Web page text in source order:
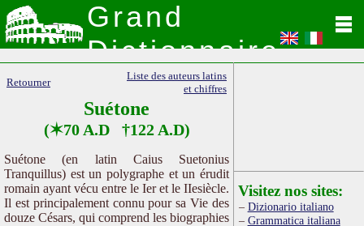
Grand
Dictionnaire
Latin
Retourner
Liste des auteurs latins
et chiffres
Suétone
(✶70 A.D †122 A.D)
Suétone (en latin Caius Suetonius
Tranquillus) est un polygraphe et un érudit
romain ayant vécu entre le Ier et le IIesiècle.
Il est principalement connu pour sa Vie des
douze Césars, qui comprend les biographies
Visitez nos sites:
Dizionario italiano
Grammatica italiana